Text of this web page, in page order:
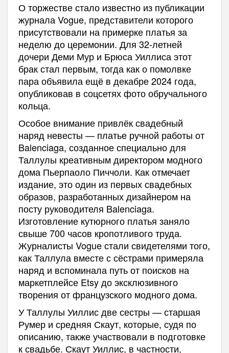
О торжестве стало известно из публикации
журнала Vogue, представители которого
присутствовали на примерке платья за
неделю до церемонии. Для 32-летней
дочери Деми Мур и Брюса Уиллиса этот
брак стал первым, тогда как о помолвке
пара объявила ещё в декабре 2024 года,
опубликовав в соцсетях фото обручального
кольца.
Особое внимание привлёк свадебный
наряд невесты — платье ручной работы от
Balenciaga, созданное специально для
Таллулы креативным директором модного
дома Пьерпаоло Пиччоли. Как отмечает
издание, это один из первых свадебных
образов, разработанных дизайнером на
посту руководителя Balenciaga.
Изготовление кутюрного платья заняло
свыше 700 часов кропотливого труда.
Журналисты Vogue стали свидетелями того,
как Таллула вместе с сёстрами примеряла
наряд и вспоминала путь от поисков на
маркетплейсе Etsy до эксклюзивного
творения от французского модного дома.
У Таллулы Уиллис две сестры — старшая
Румер и средняя Скаут, которые, судя по
описанию, также участвовали в подготовке
к свадьбе. Скаут Уиллис, в частности,